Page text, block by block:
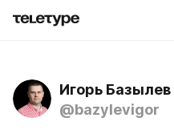
Игорь Базылев
@bazylevigor